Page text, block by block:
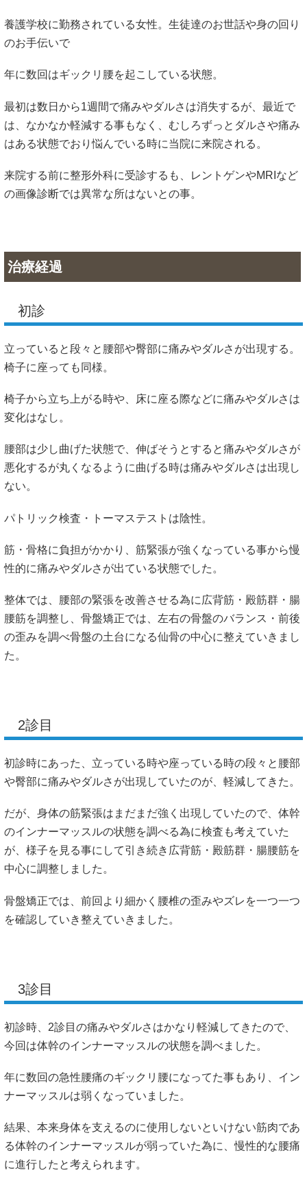
養護学校に勤務されている女性。生徒達のお世話や身の回り
のお手伝いで
年に数回はギックリ腰を起こしている状態。
最初は数日から1週間で痛みやダルさは消失するが、最近で
は、なかなか軽減する事もなく、むしろずっとダルさや痛み
はある状態でおり悩んでいる時に当院に来院される。
来院する前に整形外科に受診するも、レントゲンやMRIなど
の画像診断では異常な所はないとの事。
治療経過
初診
立っていると段々と腰部や臀部に痛みやダルさが出現する。
椅子に座っても同様。
椅子から立ち上がる時や、床に座る際などに痛みやダルさは
変化はなし。
腰部は少し曲げた状態で、伸ばそうとすると痛みやダルさが
悪化するが丸くなるように曲げる時は痛みやダルさは出現し
ない。
パトリック検査・トーマステストは陰性。
筋・骨格に負担がかかり、筋緊張が強くなっている事から慢
性的に痛みやダルさが出ている状態でした。
整体では、腰部の緊張を改善させる為に広背筋・殿筋群・腸
腰筋を調整し、骨盤矯正では、左右の骨盤のバランス・前後
の歪みを調べ骨盤の土台になる仙骨の中心に整えていきまし
た。
2診目
初診時にあった、立っている時や座っている時の段々と腰部
や臀部に痛みやダルさが出現していたのが、軽減してきた。
だが、身体の筋緊張はまだまだ強く出現していたので、体幹
のインナーマッスルの状態を調べる為に検査も考えていた
が、様子を見る事にして引き続き広背筋・殿筋群・腸腰筋を
中心に調整しました。
骨盤矯正では、前回より細かく腰椎の歪みやズレを一つ一つ
を確認していき整えていきました。
3診目
初診時、2診目の痛みやダルさはかなり軽減してきたので、
今回は体幹のインナーマッスルの状態を調べました。
年に数回の急性腰痛のギックリ腰になってた事もあり、イン
ナーマッスルは弱くなっていました。
結果、本来身体を支えるのに使用しないといけない筋肉であ
る体幹のインナーマッスルが弱っていた為に、慢性的な腰痛
に進行したと考えられます。